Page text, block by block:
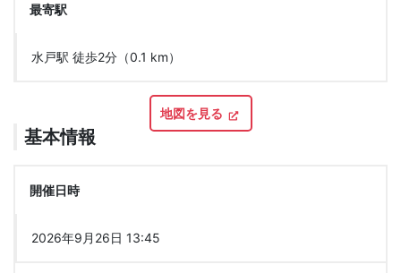
最寄駅
水戸駅 徒歩2分（0.1 km）
地図を見る
基本情報
開催日時
2026年9月26日 13:45